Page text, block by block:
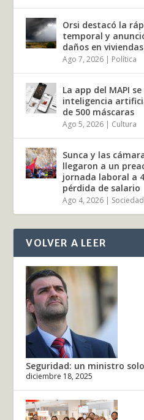
Orsi destacó la
temporal y
daños en viviendas
Ago 7, 2026 | Política
La app del MAPI
inteligencia
de 500 máscaras
Ago 5, 2026 | Cultura
Sunca y las
llegaron a un
jornada laboral a
pérdida de salario
Ago 4, 2026 | Sociedad
VOLVER A LEER
Seguridad: un ministro
diciembre 18, 2025